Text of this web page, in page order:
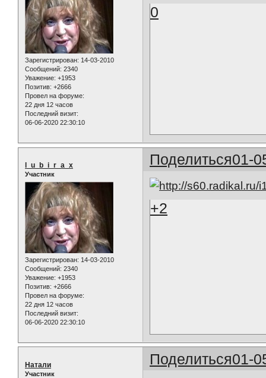
Зарегистрирован: 14-03-2010
Сообщений: 2340
Уважение: +1953
Позитив: +2666
Провел на форуме:
22 дня 12 часов
Последний визит:
06-06-2020 22:30:10
0
Поделиться01-
l_u_b_i_r_a_x
Участник
Зарегистрирован: 14-03-2010
Сообщений: 2340
Уважение: +1953
Позитив: +2666
Провел на форуме:
22 дня 12 часов
Последний визит:
06-06-2020 22:30:10
+2
Поделиться01-
Натали
Участник